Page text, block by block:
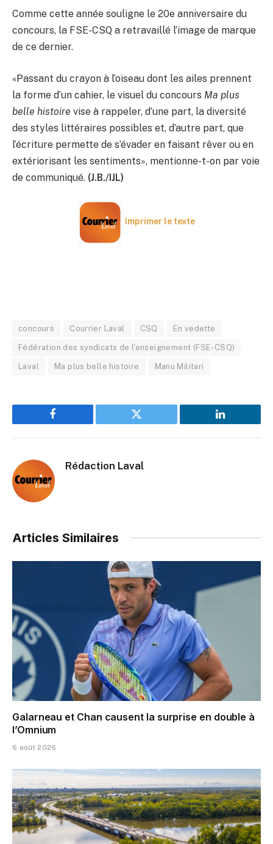
Comme cette année souligne le 20e anniversaire du
concours, la FSE-CSQ a retravaillé l’image de marque
de ce dernier.
«Passant du crayon à l’oiseau dont les ailes prennent
la forme d’un cahier, le visuel du concours Ma plus
belle histoire vise à rappeler, d’une part, la diversité
des styles littéraires possibles et, d’autre part, que
l’écriture permette de s’évader en faisant rêver ou en
extériorisant les sentiments», mentionne-t-on par voie
de communiqué. (J.B./IJL)
Imprimer le texte
concours Courrier Laval CSQ En vedette
Fédération des syndicats de l'enseignement (FSE-CSQ)
Laval Ma plus belle histoire Manu Militari
Facebook Twitter LinkedIn
Rédaction Laval
Articles Similaires
Galarneau et Chan causent la surprise en double à
l’Omnium
6 août 2026